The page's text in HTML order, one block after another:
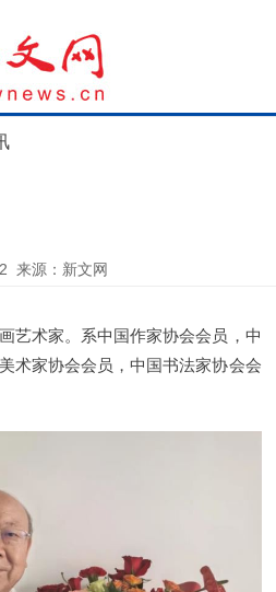
来源：新文网
艺术家。系中国作家协会会员，中
术家协会会员，中国书法家协会会